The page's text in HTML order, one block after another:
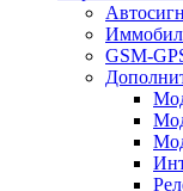
GSM-